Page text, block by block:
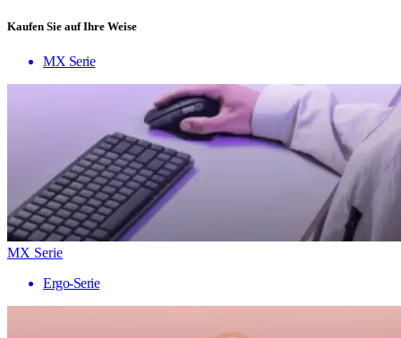
Kaufen Sie auf Ihre Weise
MX Serie
MX Serie
Ergo-Serie